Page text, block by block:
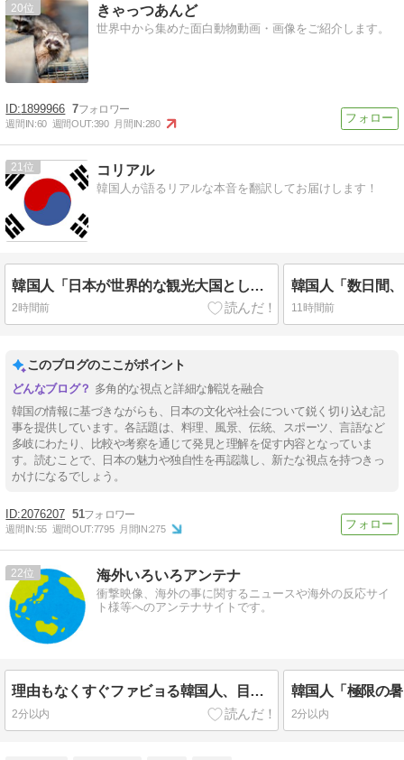
20 きゃっつあんど
世界中から集めた面白動物動画・画像をご紹介します。
1899966 7
週間IN:60 週間OUT:390 月間IN:280
21 コリアル
韓国人が語るリアルな本音を翻訳してお届けします！
韓国人「日本が世界的な観光大国として認められている理由がこちら・・・」
2時間前 11時間前
このブログのここがポイント
多角的な視点と詳細な解説を融合
韓国の情報に基づきながらも、日本の文化や社会について鋭く切り込む記
事を提供しています。各話題は、料理、風景、伝統、スポーツ、言語など
多岐にわたり、比較や考察を通じて発見と理解を促す内容となっていま
す。読むことで、日本の魅力や独自性を再認識し、新たな視点を持つきっ
かけになるでしょう。
2076207 51
週間IN:55 週間OUT:7795 月間IN:275
22 海外いろいろアンテナ
衝撃映像、海外の事に関するニュースや海外の反応サイ
ト様等へのアンテナサイトです。
理由もなくすぐファビョる韓国人、目の前で歩行者が横断歩道を渡ったというだけで車でハネる
2分以内 2分以内